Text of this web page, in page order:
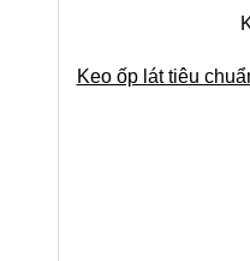
Keo ốp lát tiêu